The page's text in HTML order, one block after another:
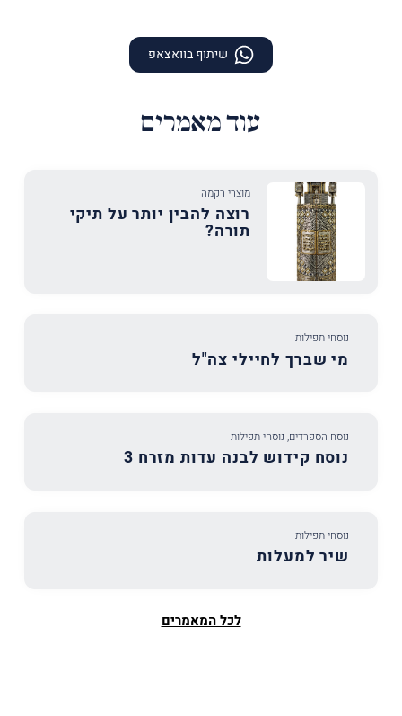
שיתוף בוואצאפ
עוד מאמרים
מוצרי רקמה
רוצה להבין יותר על תיקי
תורה?
נוסחי תפילות
מי שברך לחיילי צה"ל
נוסח הספרדים, נוסחי תפילות
נוסח קידוש לבנה עדות מזרח 3
נוסחי תפילות
שיר למעלות
לכל המאמרים